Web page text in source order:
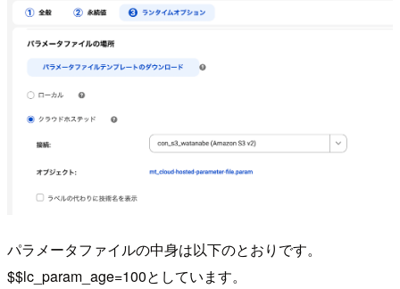
パラメータファイルの中身は以下のとおりです。
$$lc_param_age=100としています。